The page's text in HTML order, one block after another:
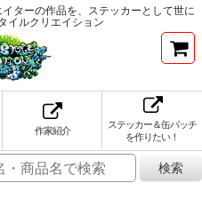
ターの作品を、ステッカーとして世に
イルクリエイション
作家紹介
ステッカー＆缶バッチ
を作りたい！